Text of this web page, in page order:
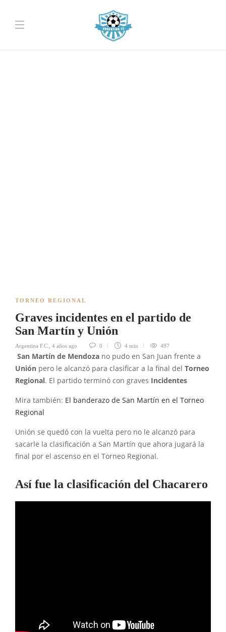
TORNEO REGIONAL
Graves incidentes en el partido de
San Martín y Unión
Argentina F.C. 4 años ago 0 4 min 497
San Martín de Mendoza no pudo en San Juan frente a
Unión pero le alcanzó para clasificar a la final del Torneo
Regional. El partido terminó con graves Incidentes
Mira también: El banderazo de San Martín en el Torneo
Regional
Unión se quedó con la vuelta pero no le alcanzó para
sacarle la clasificación a San Martín que ahora jugará la
final por el ascenso en el Torneo Regional.
Así fue la clasificación del Chacarero